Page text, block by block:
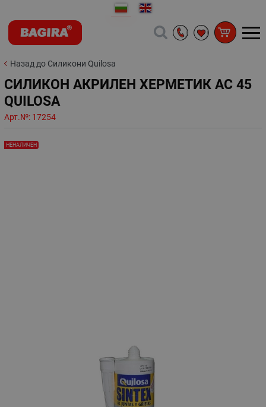
Назад до Силикони Quilosa
СИЛИКОН АКРИЛЕН ХЕРМЕТИК АС 45
QUILOSA
Арт.№: 17254
НЕНАЛИЧЕН